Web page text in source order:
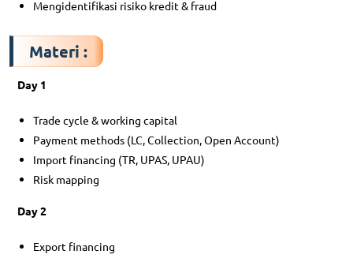
Mengidentifikasi risiko kredit & fraud
Materi :
Day 1
Trade cycle & working capital
Payment methods (LC, Collection, Open Account)
Import financing (TR, UPAS, UPAU)
Risk mapping
Day 2
Export financing